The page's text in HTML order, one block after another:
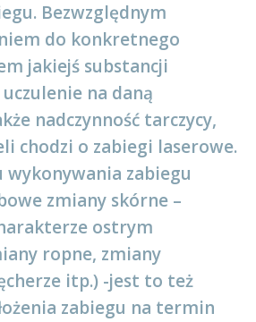
Bezwzględnym
do konkretnego
jakiejś substancji
na daną
nadczynność tarczycy,
chodzi o zabiegi laserowe.
wykonywania zabiegu
zmiany skórne –
ostrym
ropne, zmiany
itp.) -jest to też
zabiegu na termin